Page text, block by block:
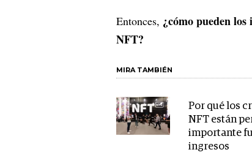
Entonces, ¿cómo pueden
NFT?
MIRA TAMBIÉN
Por qué los
NFT están
importante
ingresos